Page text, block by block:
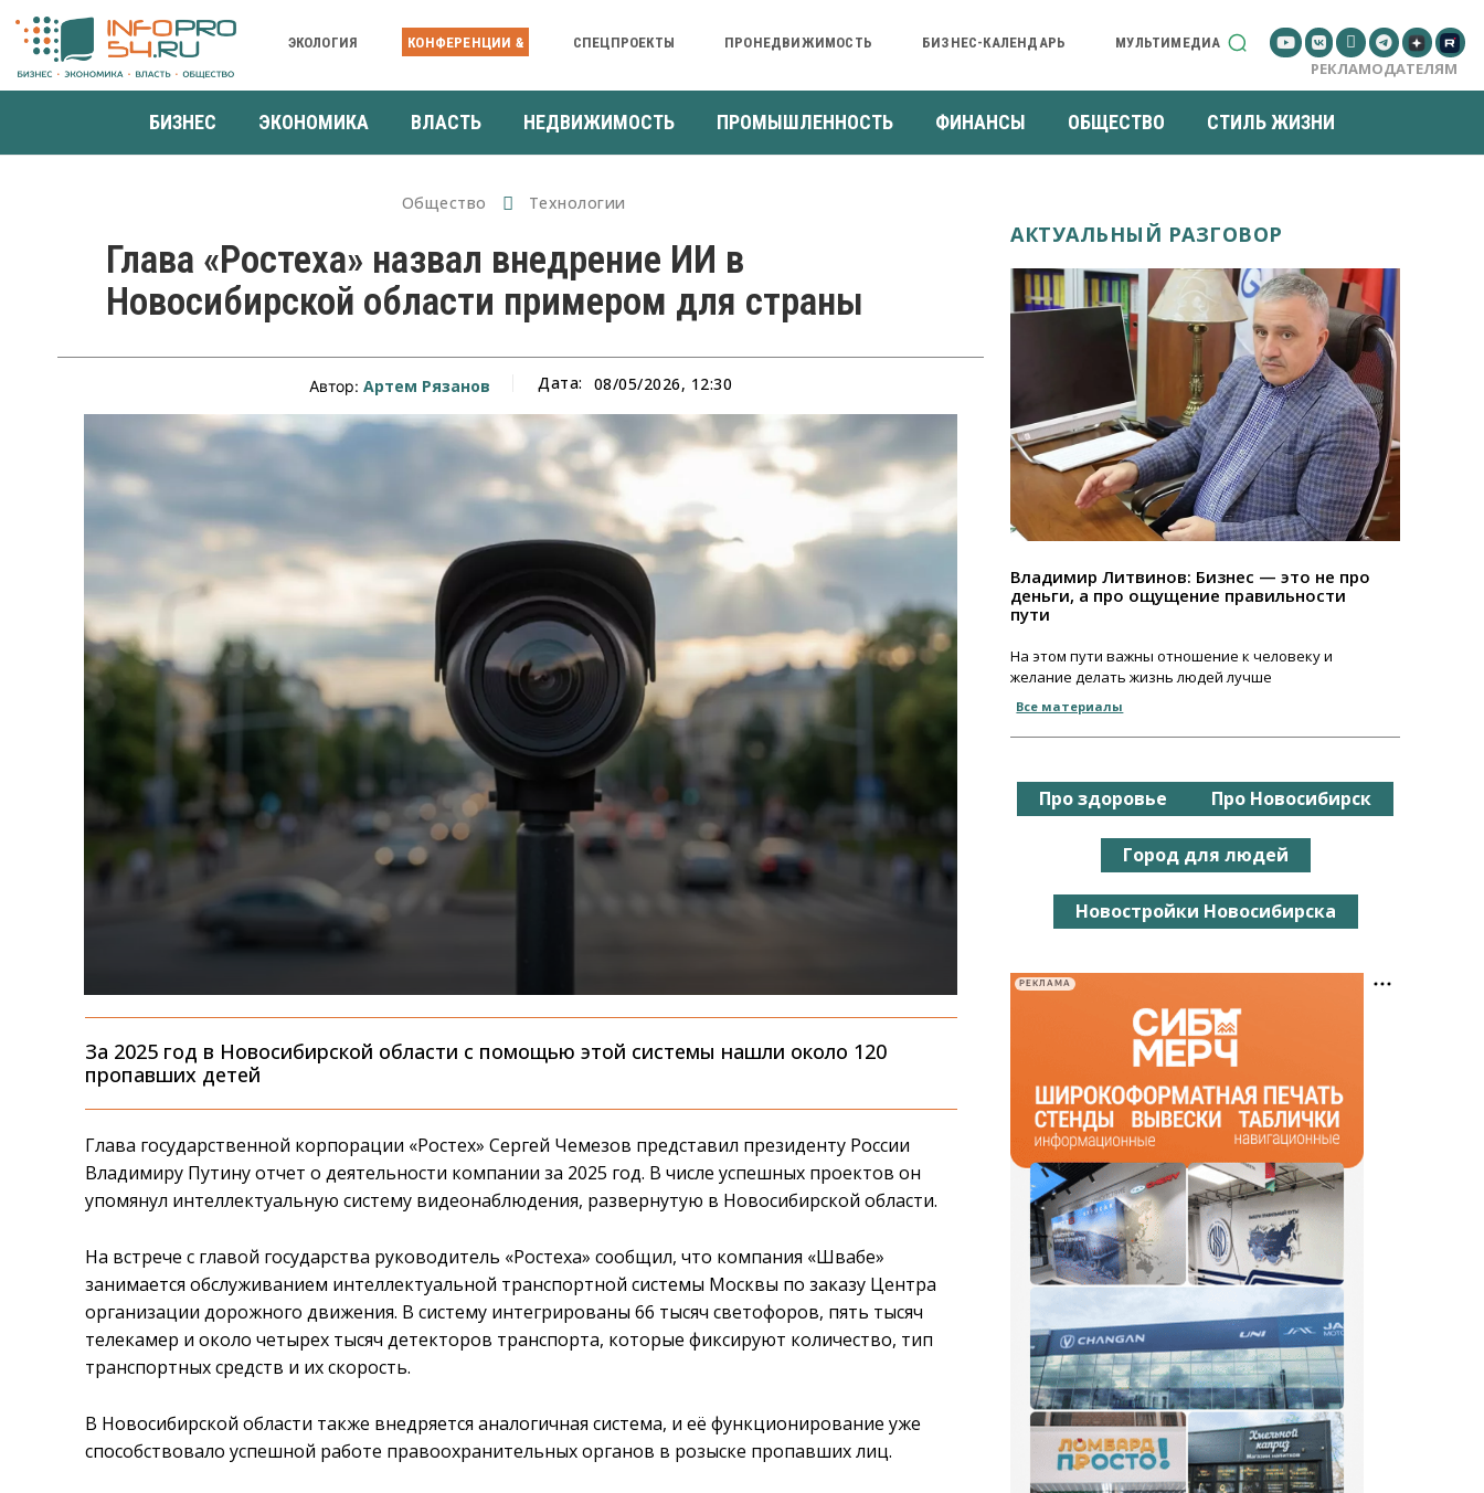
ЭКОЛОГИЯ КОНФЕРЕНЦИИ & СПЕЦПРОЕКТЫ ПРОНЕДВИЖИМОСТЬ БИЗНЕС-КАЛЕНДАРЬ МУЛЬТИМЕДИА
РЕКЛАМОДАТЕЛЯМ
БИЗНЕС ЭКОНОМИКА ВЛАСТЬ НЕДВИЖИМОСТЬ ПРОМЫШЛЕННОСТЬ ФИНАНСЫ ОБЩЕСТВО СТИЛЬ ЖИЗНИ
Общество Технологии
Глава «Ростеха» назвал внедрение ИИ в
Новосибирской области примером для страны
Автор:Артем Рязанов Дата: 08/05/2026, 12:30
За 2025 год в Новосибирской области с помощью этой системы нашли около 120
пропавших детей
Глава государственной корпорации «Ростех» Сергей Чемезов представил президенту России
Владимиру Путину отчет о деятельности компании за 2025 год. В числе успешных проектов он
упомянул интеллектуальную систему видеонаблюдения, развернутую в Новосибирской области.
На встрече с главой государства руководитель «Ростеха» сообщил, что компания «Швабе»
занимается обслуживанием интеллектуальной транспортной системы Москвы по заказу Центра
организации дорожного движения. В систему интегрированы 66 тысяч светофоров, пять тысяч
телекамер и около четырех тысяч детекторов транспорта, которые фиксируют количество, тип
транспортных средств и их скорость.
В Новосибирской области также внедряется аналогичная система, и её функционирование уже
способствовало успешной работе правоохранительных органов в розыске пропавших лиц.
АКТУАЛЬНЫЙ РАЗГОВОР
Владимир Литвинов: Бизнес — это не про
деньги, а про ощущение правильности
пути
На этом пути важны отношение к человеку и
желание делать жизнь людей лучше
Все материалы
Про здоровье Про Новосибирск
Город для людей
Новостройки Новосибирска
РЕКЛАМА